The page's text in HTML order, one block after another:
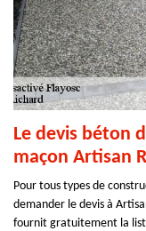
Le devis béton
maçon Artisan
Pour tous types de
demander le devis à
fournit gratuitement la